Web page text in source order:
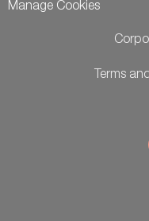
Manage Cookies
Terms